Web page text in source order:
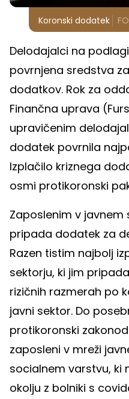
Koronski dodatek
Delodajalci na
povrnjena sredstva
dodatkov. Rok za
Finančna uprava
upravičenim
dodatek povrnila
Izplačilo kriznega
osmi protikoronski
Zaposlenim v
pripada dodatek za
Razen tistim najbolj
sektorju, ki jim
rizičnih razmerah po
javni sektor. Do
protikoronski
zaposleni v mreži
socialnem varstvu, ki
okolju z bolniki s